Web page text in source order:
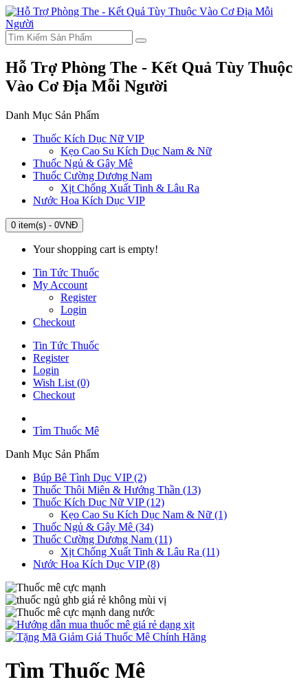
Hỗ Trợ Phòng The - Kết Quả Tùy Thuộc
Vào Cơ Địa Mỗi Người
Danh Mục Sản Phẩm
Thuốc Kích Dục Nữ VIP
Kẹo Cao Su Kích Dục Nam & Nữ
Thuốc Ngủ & Gây Mê
Thuốc Cường Dương Nam
Xịt Chống Xuất Tinh & Lâu Ra
Nước Hoa Kích Dục VIP
0 item(s) - 0VNĐ
Your shopping cart is empty!
Tin Tức Thuốc
My Account
Register
Login
Checkout
Tin Tức Thuốc
Register
Login
Wish List (0)
Checkout
Tìm Thuốc Mê
Danh Mục Sản Phẩm
Búp Bê Tình Dục VIP (2)
Thuốc Thôi Miên & Hướng Thần (13)
Thuốc Kích Dục Nữ VIP (12)
Kẹo Cao Su Kích Dục Nam & Nữ (1)
Thuốc Ngủ & Gây Mê (34)
Thuốc Cường Dương Nam (11)
Xịt Chống Xuất Tinh & Lâu Ra (11)
Nước Hoa Kích Dục VIP (8)
Tìm Thuốc Mê